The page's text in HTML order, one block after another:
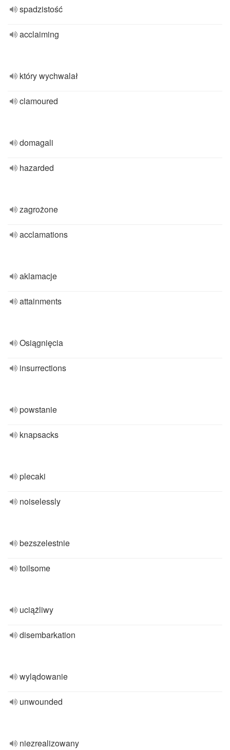
spadzistość
acclaiming
który wychwalał
clamoured
domagali
hazarded
zagrożone
acclamations
aklamacje
attainments
Osiągnięcia
insurrections
powstanie
knapsacks
plecaki
noiselessly
bezszelestnie
toilsome
uciążliwy
disembarkation
wylądowanie
unwounded
niezrealizowany